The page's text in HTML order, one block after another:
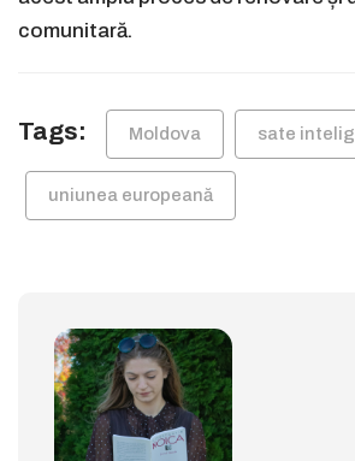
comunitară.
Tags: Moldova sate
uniunea europeană